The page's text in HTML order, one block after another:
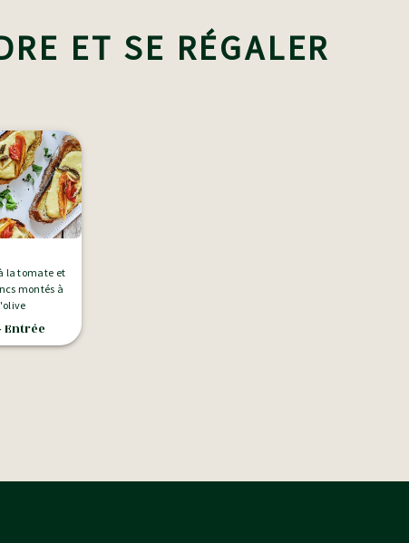
ET SE RÉGALER
la tomate et
montés à
Entrée